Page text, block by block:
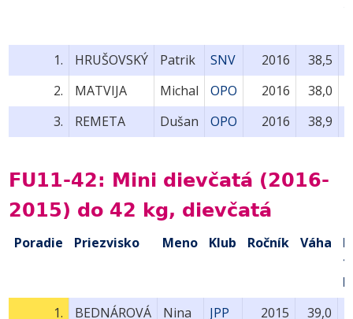
1.
HRUŠOVSKÝ Patrik SNV 2016
38,5
2.
MATVIJA Michal OPO 2016
38,0
3.
REMETA Dušan OPO 2016 38,9
FU11-42: Mini dievčatá (2016-
2015) do 42 kg, dievčatá
Poradie Priezvisko Meno Klub Ročník Váha
1.
1.
BEDNÁROVÁ Nina JPP 2015 39,0